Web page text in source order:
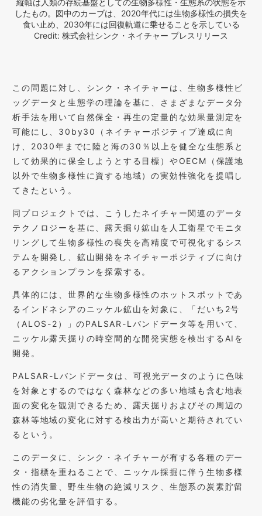
したもの。図中のカーブは、2020年代には生物多様性の損失を
食い止め、2030年には回復軌道に乗せることを示している
Credit: 株式会社シンク・ネイチャー プレスリリース
この問題に対し、シンク・ネイチャーは、生物多様性ビ
ッグデータと生態学の理論を基に、さまざまなデータ分
析手法を用いて自然保全・再生の定量的な効果量測定を
可能にし、30by30（ネイチャーポジティブ達成に向
け、2030年までに陸と海の30％以上を健全な生態系と
して効果的に保全しようとする目標）やOECM（保護地
以外で生物多様性に資する地域）の実効性強化を提唱し
てきたという。
同プロジェクトでは、こうしたネイチャー関連のデータ
テクノロジーを基に、露天掘り鉱山を人工衛星でモニタ
リングして生物多様性の喪失を高精度で可視化するシス
テムを開発し、鉱山開発をネイチャーポジティブに向け
るアクションプランを探索する。
具体的には、世界的な生物多様性のホットスポットであ
るインドネシアのニッケル鉱山を対象に、「だいち2号
（ALOS-2）」のPALSAR-Lバンドデータ等を用いて、
ニッケル露天掘りの時空間的な開発実態を検出するAIを
開発。
PALSAR-Lバンドデータは、可視光データのように色味
を対象とするのではなく森林などの多い地域も含む地表
面の変化を観測できるため、露天掘りおよびその周辺の
森林等地域の変化に対する検出力が高いと期待されてい
るという。
このデータに、シンク・ネイチャーが有する各種のデー
タ・指標を重ねることで、ニッケル採掘に伴う生物多様
性の消失量、野生生物の絶滅リスク、生態系の炭素貯留
機能の劣化量を評価する。